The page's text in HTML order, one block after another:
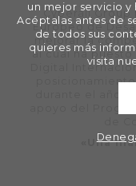
Cyberall
Europeo de
mejorar la
al cual ha puesto
Digital
durante el año
apoyo del
«Una
un mejor servicio y
Acéptalas antes de
de todos sus
quieres más
visita